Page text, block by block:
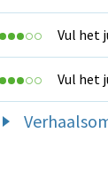
Vul het
Vul het